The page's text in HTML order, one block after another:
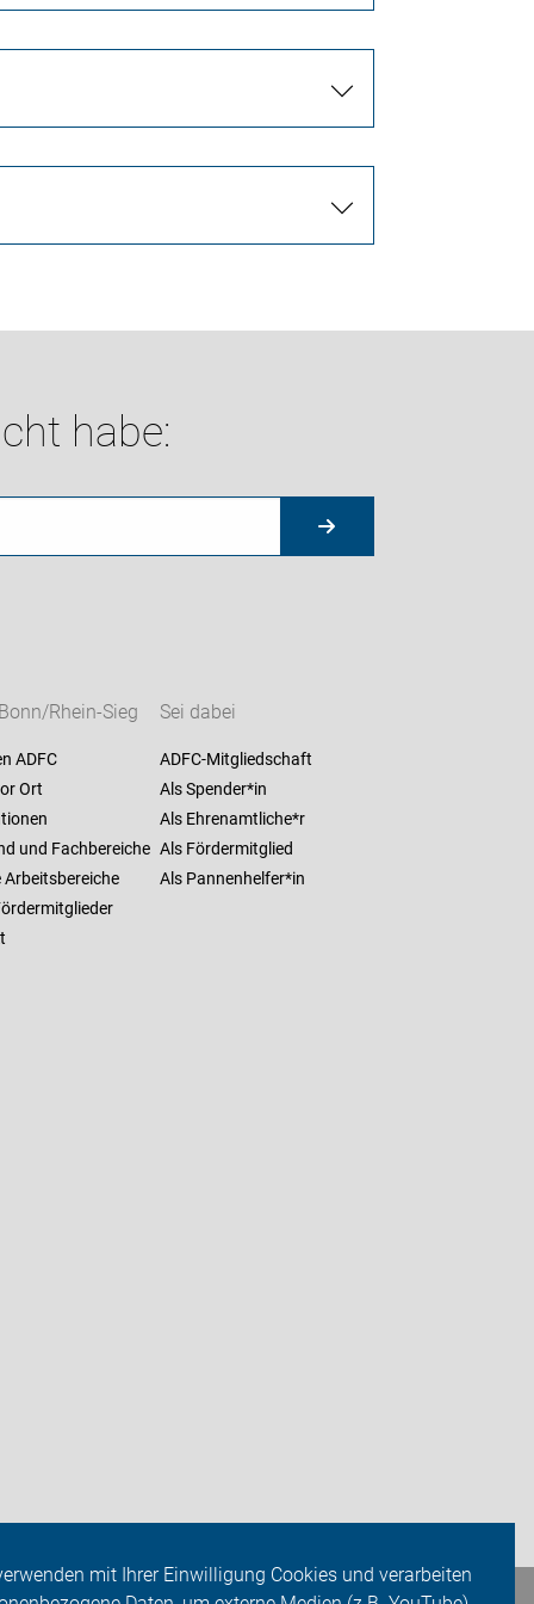
mit Ihrer Einwilligung Cookies und verarbeiten
habe:
Rhein-Sieg
ADFC
Ort
und Fachbereiche
Arbeitsbereiche
Sei dabei
ADFC-Mitgliedschaft
Als Spender*in
Als Ehrenamtliche*r
Als Fördermitglied
Als Pannenhelfer*in